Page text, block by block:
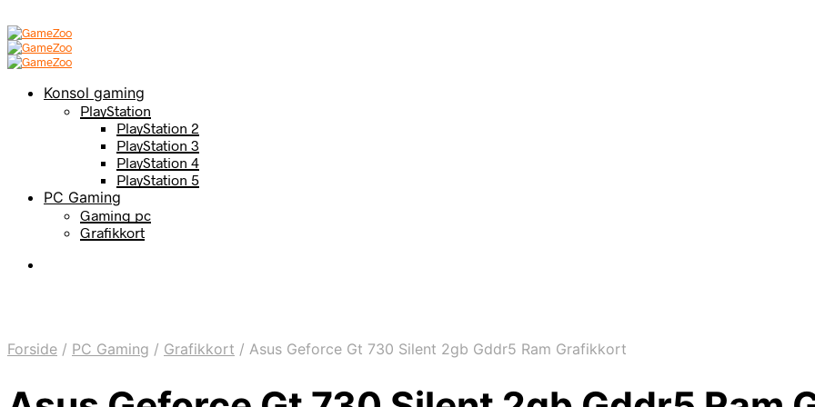
Konsol gaming
PlayStation
PlayStation 2
PlayStation 3
PlayStation 4
PlayStation 5
PC Gaming
Gaming pc
Grafikkort
Forside / PC Gaming / Grafikkort / Asus Geforce Gt 730 Silent 2gb Gddr5 Ram Grafikkort